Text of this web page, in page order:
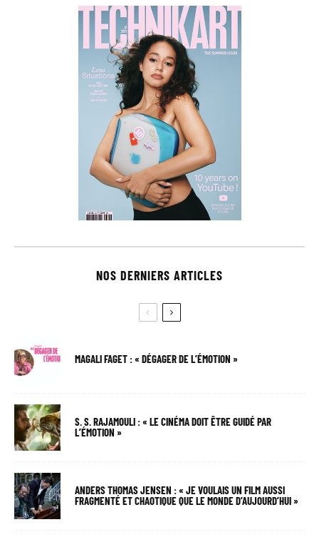
NOS DERNIERS ARTICLES
MAGALI FAGET : « DÉGAGER DE L’ÉMOTION »
S. S. RAJAMOULI : « LE CINÉMA DOIT ÊTRE GUIDÉ PAR
L’ÉMOTION »
ANDERS THOMAS JENSEN : « JE VOULAIS UN FILM AUSSI
FRAGMENTÉ ET CHAOTIQUE QUE LE MONDE D’AUJOURD’HUI »